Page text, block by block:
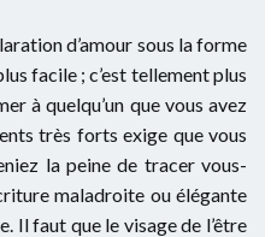
d’amour sous la forme
facile ; c’est tellement plus
à quelqu’un que vous avez
très forts exige que vous
la peine de tracer vous-
maladroite ou élégante
Il faut que le visage de l’être